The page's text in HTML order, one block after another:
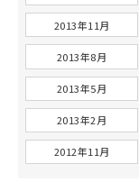
2013年11月
2013年8月
2013年5月
2013年2月
2012年11月